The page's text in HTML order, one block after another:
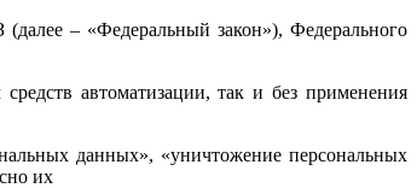
– «Федеральный закон»), Федерального
автоматизации, так и без применения
данных», «уничтожение персональных
их